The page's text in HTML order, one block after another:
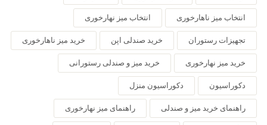
انتخاب میز ناهارخوری انتخاب میز نهارخوری
تجهیزات رستوران خرید صندلی اپن خرید میز ناهارخوری
خرید میز نهارخوری خرید میز و صندلی رستورانی
دکوراسیون دکوراسیون منزل
راهنمای خرید میز و صندلی راهنمای میز نهارخوری